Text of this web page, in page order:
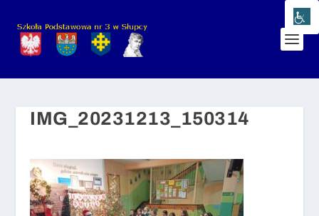
IMG_20231213_150314